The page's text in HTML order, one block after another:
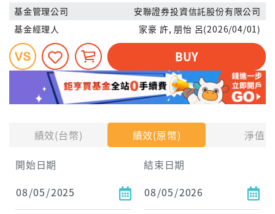
績效(台幣) 績效(原幣)
淨值
開始日期
結束日期
基金管理公司
安聯證券投資信託股份有限公司
基金經理人
家豪 許, 朋怡 呂(2026/04/01)
BUY